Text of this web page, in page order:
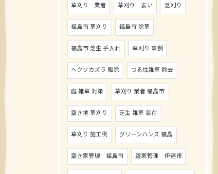
草刈り 業者 草刈り 安い 芝刈り
福島市 草刈り 福島市 除草
福島市 芝生 手入れ 草刈り 事例
ヘクソカズラ 駆除 つる性雑草 除去
庭 雑草 対策 草刈り 業者 福島市
空き地 草刈り 芝生 雑草 混在
草刈り 施工例 グリーンハンズ 福島
空き家管理 福島市 空家管理 伊達市